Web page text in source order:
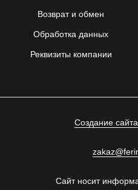
Возврат и обмен
Обработка данных
Реквизиты компании
Создание сайта
Сайт носит